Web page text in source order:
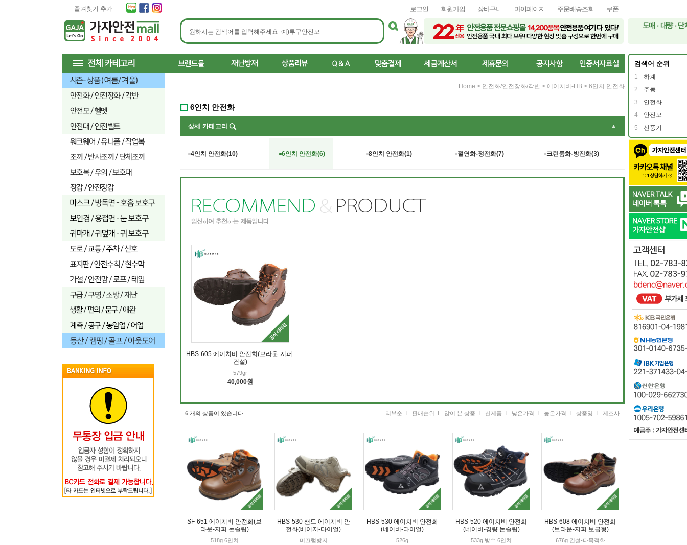
검색어 순위
1
하계
2
추동
3
안전화
4
안전모
5
선풍기
즐겨찾기 추가 로그인 회원가입 장바구니 마이페이지 주문배송조회 쿠폰
Home > 안전화/안전장화/각반 > 에이치비-HB > 6인치 안전화
6인치 안전화
상세 카테고리 ▼
4인치 안전화(10) 6인치 안전화(6) 8인치 안전화(1) 절연화-정전화(7) 크린룸화-방진화(3)
HBS-605 에이치비 안전화(브라운-지퍼.
건설)
579gr
40,000원
6 개의 상품이 있습니다. 리뷰순 판매순위 많이 본 상품 신제품 낮은가격 높은가격 상품명 제조사
SF-651 에이치비 안전화(브
라운-지퍼.논슬립)
518g 6인치
HBS-530 샌드 에이치비 안
전화(베이지-다이얼)
미끄럼방지
HBS-530 에이치비 안전화
(네이비-다이얼)
526g
HBS-520 에이치비 안전화
(네이비-경량.논슬립)
533g 방수.6인치
HBS-608 에이치비 안전화
(브라운-지퍼.보급형)
676g 건설-다목적화